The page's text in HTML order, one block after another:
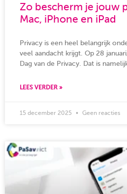
Zo bescherm je jouw
Mac, iPhone en iPad
Privacy is een heel belangrijk
veel aandacht krijgt. Op 28
Dag van de Privacy. Dat is
LEES VERDER »
15 december 2025 Geen reacties